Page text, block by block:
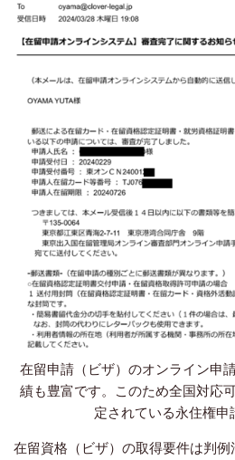
在留申請（ビザ）のオンライン申
績も豊富です。このため全国対応
定されている永住権申
在留資格（ビザ）の取得要件は判